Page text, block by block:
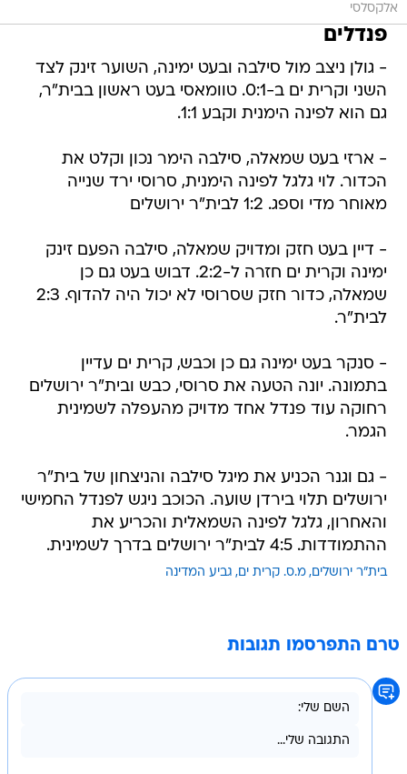
אלקסלסי
פנדלים
- גולן ניצב מול סילבה ובעט ימינה, השוער זינק לצד
השני וקרית ים ב-0:1. טוומאסי בעט ראשון בבית"ר,
גם הוא לפינה הימנית וקבע 1:1.
- ארזי בעט שמאלה, סילבה הימר נכון וקלט את
הכדור. לוי גלגל לפינה הימנית, סרוסי ירד שנייה
מאוחר מדי וספג. 1:2 לבית"ר ירושלים
- דיין בעט חזק ומדויק שמאלה, סילבה הפעם זינק
ימינה וקרית ים חזרה ל-2:2. דבוש בעט גם כן
שמאלה, כדור חזק שסרוסי לא יכול היה להדוף. 2:3
לבית"ר.
- סנקר בעט ימינה גם כן וכבש, קרית ים עדיין
בתמונה. יונה הטעה את סרוסי, כבש ובית"ר ירושלים
רחוקה עוד פנדל אחד מדויק מהעפלה לשמינית
הגמר.
- גם וגנר הכניע את מיגל סילבה והניצחון של בית"ר
ירושלים תלוי בירדן שועה. הכוכב ניגש לפנדל החמישי
והאחרון, גלגל לפינה השמאלית והכריע את
ההתמודדות. 4:5 לבית"ר ירושלים בדרך לשמינית.
בית"ר ירושלים מ.ס. קרית ים גביע המדינה
טרם התפרסמו תגובות